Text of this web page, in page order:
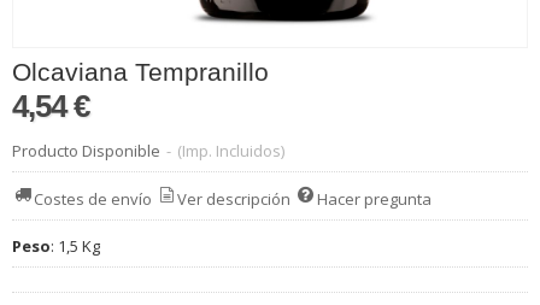
Olcaviana Tempranillo
4,54 €
Producto Disponible - (Imp. Incluidos)
Costes de envío Ver descripción Hacer pregunta
Peso: 1,5 Kg